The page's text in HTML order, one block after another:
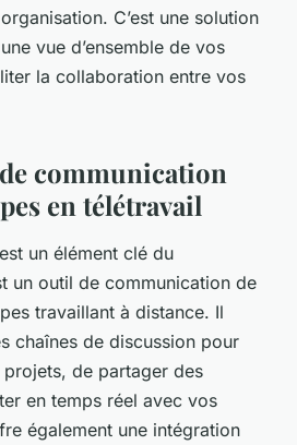
C’est une solution
vue d’ensemble de vos
la collaboration entre vos
communication
en télétravail
un élément clé du
un outil de communication de
travaillant à distance. Il
chaînes de discussion pour
de partager des
en temps réel avec vos
également une intégration